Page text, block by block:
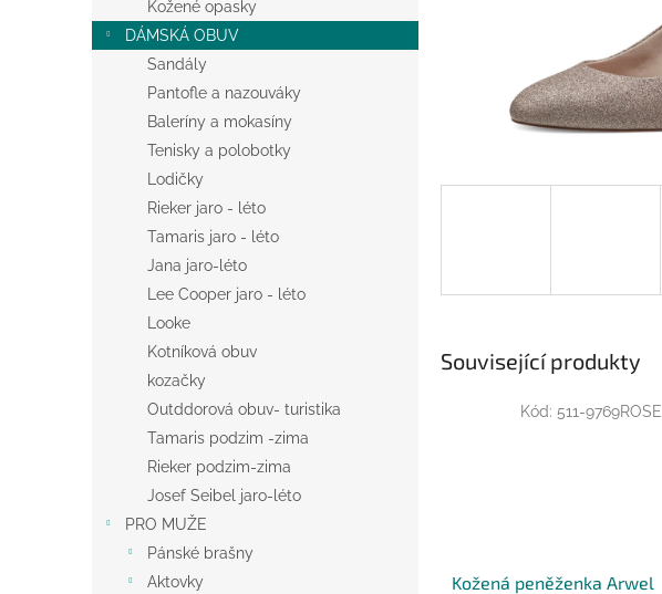
l
Kožené opasky
DÁMSKÁ OBUV
Sandály
Pantofle a nazouváky
Baleríny a mokasíny
Tenisky a polobotky
Lodičky
Rieker jaro - léto
Tamaris jaro - léto
Jana jaro-léto
Lee Cooper jaro - léto
Looke
Kotníková obuv
kozačky
Outddorová obuv- turistika
Tamaris podzim -zima
Rieker podzim-zima
Josef Seibel jaro-léto
PRO MUŽE
Pánské brašny
Aktovky
Související produkty
Kožená peněženka Arwel
Kód: 511-9769ROSE